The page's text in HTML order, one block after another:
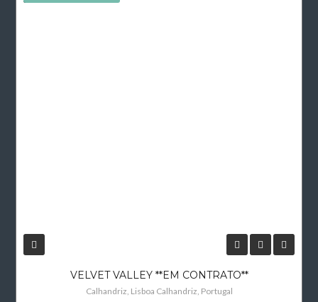
VELVET VALLEY **EM CONTRATO**
Calhandriz, Lisboa Calhandriz, Portugal